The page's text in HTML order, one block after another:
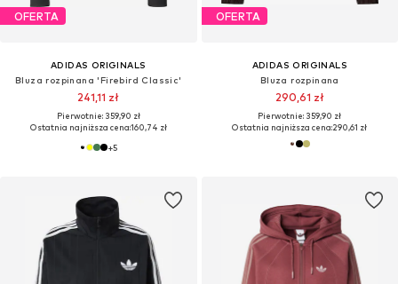
OFERTA
ADIDAS ORIGINALS
Bluza rozpinana 'Firebird Classic'
241,11 zł
Pierwotnie: 359,90 zł
Ostatnia najniższa cena:160,74 zł
+5
OFERTA
ADIDAS ORIGINALS
Bluza rozpinana
290,61 zł
Pierwotnie: 359,90 zł
Ostatnia najniższa cena:290,61 zł